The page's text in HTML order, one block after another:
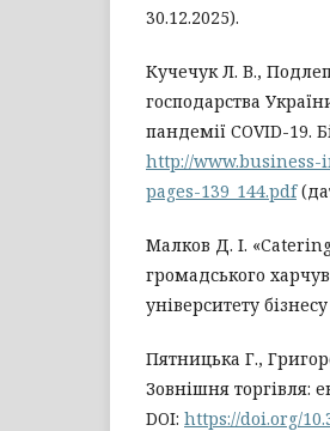
30.12.2025).
Кучечук Л. В.,
господарства
пандемії COVID-19.
http://www.business-
pages-139_144.pdf
Малков Д. І.
громадського
університету
Пятницька Г.,
Зовнішня торгівля:
DOI: https://doi.org/